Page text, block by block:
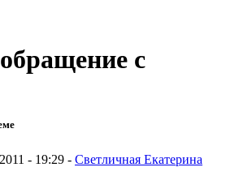
с
- 19:29 - Светличная Екатерина